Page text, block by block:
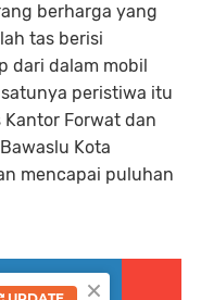
berharga yang
tas berisi
dari dalam mobil
peristiwa itu
Kantor Forwat dan
Kota
mencapai puluhan
Sekber
×